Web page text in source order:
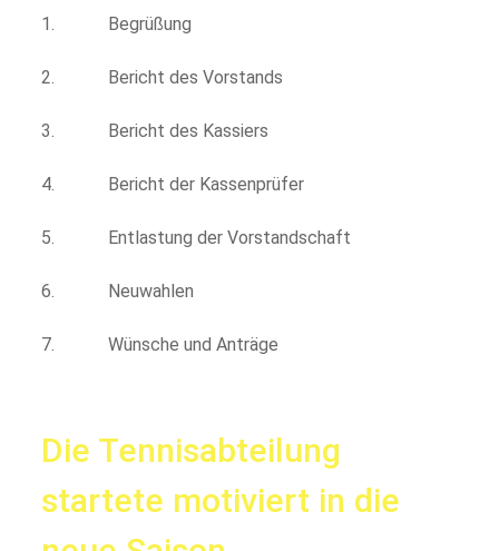
1. Begrüßung
2. Bericht des Vorstands
3. Bericht des Kassiers
4. Bericht der Kassenprüfer
5. Entlastung der Vorstandschaft
6. Neuwahlen
7. Wünsche und Anträge
Die Tennisabteilung
startete motiviert in die